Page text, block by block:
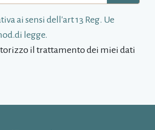
ai sensi dell'art 13 Reg. Ue
legge.
il trattamento dei miei dati